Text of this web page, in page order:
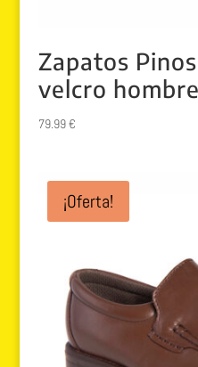
Zapatos
velcro
79.99€
¡Oferta!